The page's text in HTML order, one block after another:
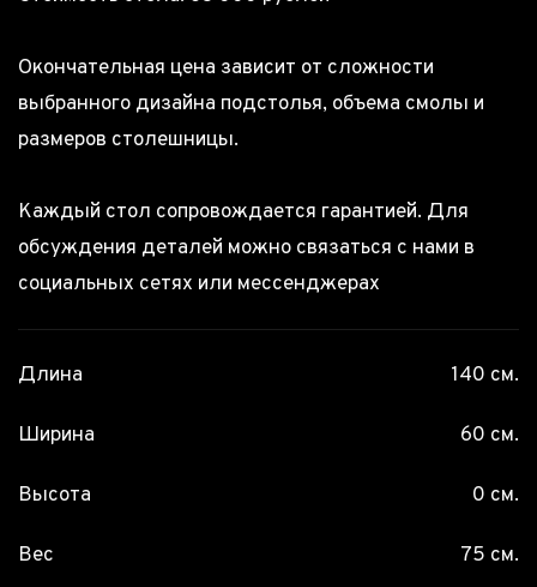
Окончательная цена зависит от сложности
выбранного дизайна подстолья, объема смолы и
размеров столешницы.
Каждый стол сопровождается гарантией. Для
обсуждения деталей можно связаться с нами в
социальных сетях или мессенджерах
Длина 140 см.
Ширина 60 см.
Высота 0 см.
Вес 75 см.